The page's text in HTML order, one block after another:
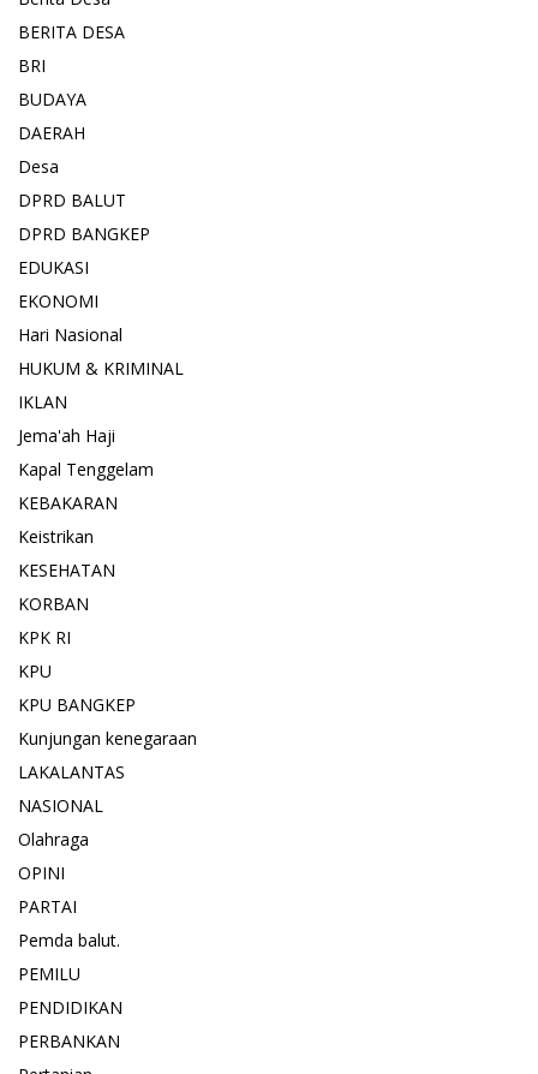
BERITA DESA
BRI
BUDAYA
DAERAH
Desa
DPRD BALUT
DPRD BANGKEP
EDUKASI
EKONOMI
Hari Nasional
HUKUM & KRIMINAL
IKLAN
Jema'ah Haji
Kapal Tenggelam
KEBAKARAN
Keistrikan
KESEHATAN
KORBAN
KPK RI
KPU
KPU BANGKEP
Kunjungan kenegaraan
LAKALANTAS
NASIONAL
Olahraga
OPINI
PARTAI
Pemda balut.
PEMILU
PENDIDIKAN
PERBANKAN